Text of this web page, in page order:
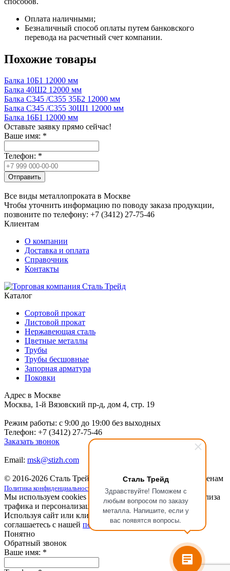
Сталь Трейд
Здравствуйте! Поможем с
любым вопросом по заказу
металла. Напишите, если у
вас появятся вопросы.
Оплата наличными;
Безналичный способ оплаты путем банковского
перевода на расчетный счет компании.
Похожие товары
Балка 10Б1 12000 мм
Балка 40Ш2 12000 мм
Балка С345 /С355 35Б2 12000 мм
Балка С345 /С355 30Ш1 12000 мм
Балка 16Б1 12000 мм
Оставьте заявку прямо сейчас!
Ваше имя: *
Телефон: *
Отправить
Все виды металлопроката в Москве
Чтобы уточнить информацию по поводу заказа продукции,
позвоните по телефону: +7 (3412) 27-75-46
Клиентам
О компании
Доставка и оплата
Справочник
Контакты
Каталог
Сортовой прокат
Листовой прокат
Нержавеющая сталь
Цветные металлы
Трубы
Трубы бесшовные
Запорная арматура
Поковки
Адрес в Москве
Москва, 1-й Вязовский пр-д, дом 4, стр. 19
Режим работы: c 9:00 до 19:00 без выходных
Телефон: +7 (3412) 27-75-46
Заказать звонок
Email: msk@stizh.com
© 2016-2026 Сталь Трейд Металлопрокатпо выгодным ценам
Политика конфиденциальности
Мы используем cookies для улучшения работы сайта, анализа
трафика и персонализации.
Используя сайт или кликая на кнопку "Понятно", вы
соглашаетесь с нашей политикой конфиденциальности
Понятно
Обратный звонок
Ваше имя: *